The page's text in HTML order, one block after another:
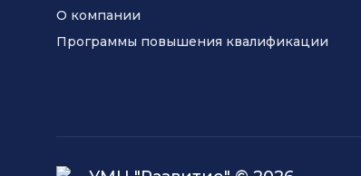
О компании
Программы повышения квалификации